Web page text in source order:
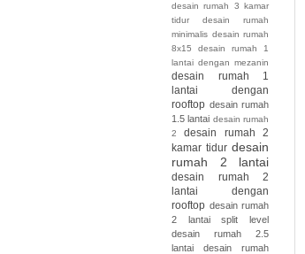
desain rumah 3 kamar
tidur desain rumah
minimalis desain rumah
8x15
desain rumah 1
lantai dengan mezanin
desain rumah 1
lantai dengan
rooftop desain rumah
1.5 lantai desain rumah
2
desain rumah 2
kamar tidur desain
rumah 2 lantai
desain rumah 2
lantai dengan
rooftop desain rumah
2 lantai split level
desain rumah 2.5
lantai
desain rumah